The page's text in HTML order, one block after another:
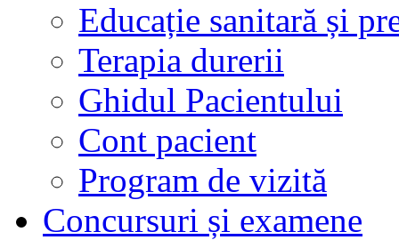
Educație sanitară și
Terapia durerii
Ghidul Pacientului
Cont pacient
Program de vizită
Concursuri și examene